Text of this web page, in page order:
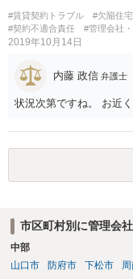
そして、もし騒音が「一
的に出している場合は、
もらえないので（逆に
の自治体に相談して騒
を集めるところから始
#賃貸契約トラブル #欠陥住宅
#契約不適合責任
#管理会社
2019年10月14日
内藤 政信 弁護士
状況次第ですね。 お近
市区町村別に管理会
中部
山口市
防府市 下松市